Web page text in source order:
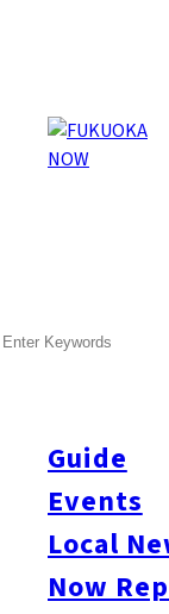
Guide
Events
Local
Now
Now
在福岡當地目前最
結合了餐廳菜色的